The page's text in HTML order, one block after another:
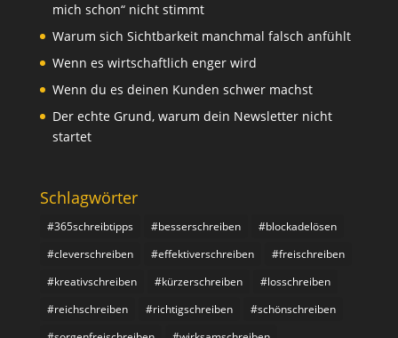
mich schon“ nicht stimmt
Warum sich Sichtbarkeit manchmal falsch anfühlt
Wenn es wirtschaftlich enger wird
Wenn du es deinen Kunden schwer machst
Der echte Grund, warum dein Newsletter nicht
startet
Schlagwörter
#365schreibtipps #besserschreiben
#blockadelösen
#cleverschreiben
#effektiverschreiben
#freischreiben
#kreativschreiben
#kürzerschreiben
#losschreiben
#reichschreiben
#richtigschreiben
#schönschreiben